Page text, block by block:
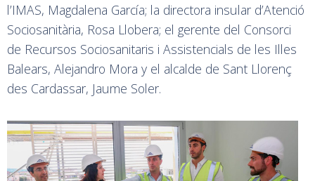
l’IMAS, Magdalena García; la directora insular d’Atenció
Sociosanitària, Rosa Llobera; el gerente del Consorci
de Recursos Sociosanitaris i Assistencials de les Illes
Balears, Alejandro Mora y el alcalde de Sant Llorenç
des Cardassar, Jaume Soler.